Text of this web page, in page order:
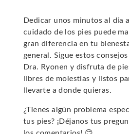
Dedicar unos minutos al día al
cuidado de los pies puede
gran diferencia en tu
general. Sigue estos consejos
Dra. Ryonen y disfruta de
libres de molestias y listos
llevarte a donde quieras.
¿Tienes algún problema
tus pies? ¡Déjanos tus